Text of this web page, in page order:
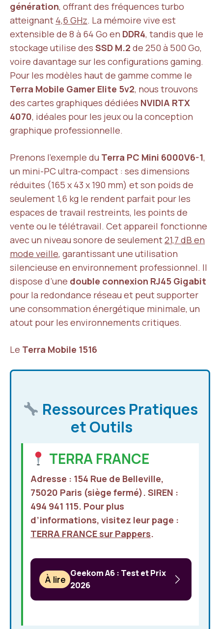
génération, offrant des fréquences turbo
atteignant 4,6 GHz. La mémoire vive est
extensible de 8 à 64 Go en DDR4, tandis que le
stockage utilise des SSD M.2 de 250 à 500 Go,
voire davantage sur les configurations gaming.
Pour les modèles haut de gamme comme le
Terra Mobile Gamer Elite 5v2, nous trouvons
des cartes graphiques dédiées NVIDIA RTX
4070, idéales pour les jeux ou la conception
graphique professionnelle.
Prenons l’exemple du Terra PC Mini 6000V6-1,
un mini-PC ultra-compact : ses dimensions
réduites (165 x 43 x 190 mm) et son poids de
seulement 1,6 kg le rendent parfait pour les
espaces de travail restreints, les points de
vente ou le télétravail. Cet appareil fonctionne
avec un niveau sonore de seulement21,7 dB en
mode veille, garantissant une utilisation
silencieuse en environnement professionnel. Il
dispose d’une double connexion RJ45 Gigabit
pour la redondance réseau et peut supporter
une consommation énergétique minimale, un
atout pour les environnements critiques.
Le Terra Mobile 1516
Ressources Pratiques
et Outils
TERRA FRANCE
Adresse : 154 Rue de Belleville,
75020 Paris (siège fermé). SIREN :
494 941 115. Pour plus
d’informations, visitez leur page :
TERRA FRANCE sur Pappers.
À lire
Geekom A6 : Test et Prix
2026